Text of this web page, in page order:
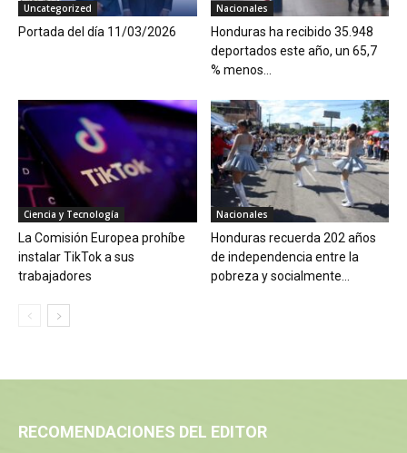
Uncategorized
Portada del día 11/03/2026
Nacionales
Honduras ha recibido 35.948
deportados este año, un 65,7
% menos...
Ciencia y Tecnología
La Comisión Europea prohíbe
instalar TikTok a sus
trabajadores
Nacionales
Honduras recuerda 202 años
de independencia entre la
pobreza y socialmente...
RECOMENDACIONES DEL EDITOR